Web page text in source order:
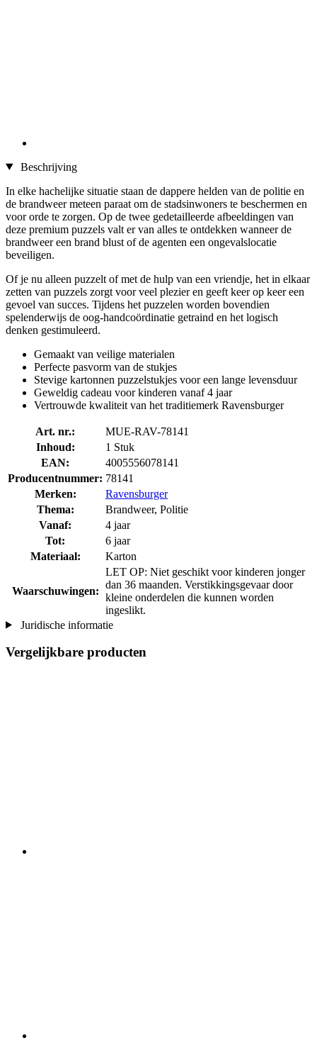
Beschrijving
In elke hachelijke situatie staan de dappere helden van de politie en
de brandweer meteen paraat om de stadsinwoners te beschermen en
voor orde te zorgen. Op de twee gedetailleerde afbeeldingen van
deze premium puzzels valt er van alles te ontdekken wanneer de
brandweer een brand blust of de agenten een ongevalslocatie
beveiligen.
Of je nu alleen puzzelt of met de hulp van een vriendje, het in elkaar
zetten van puzzels zorgt voor veel plezier en geeft keer op keer een
gevoel van succes. Tijdens het puzzelen worden bovendien
spelenderwijs de oog-handcoördinatie getraind en het logisch
denken gestimuleerd.
Gemaakt van veilige materialen
Perfecte pasvorm van de stukjes
Stevige kartonnen puzzelstukjes voor een lange levensduur
Geweldig cadeau voor kinderen vanaf 4 jaar
Vertrouwde kwaliteit van het traditiemerk Ravensburger
Art. nr.:
MUE-RAV-78141
Inhoud:
1 Stuk
EAN:
4005556078141
Producentnummer: 78141
Merken:
Ravensburger
Thema:
Brandweer, Politie
Vanaf:
4 jaar
Tot:
6 jaar
Materiaal:
Karton
Waarschuwingen:
LET OP: Niet geschikt voor kinderen jonger
dan 36 maanden. Verstikkingsgevaar door
kleine onderdelen die kunnen worden
ingeslikt.
Juridische informatie
Vergelijkbare producten